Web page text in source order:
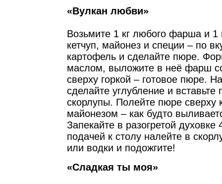
«Вулкан любви»
Возьмите 1 кг любого фарша и 1
кетчуп, майонез и специи – по
картофель и сделайте пюре.
маслом, выложите в неё фарш
сверху горкой – готовое пюре.
сделайте углубление и вставьте
скорлупы. Полейте пюре сверху
майонезом – как будто
Запекайте в разогретой
подачей к столу налейте в
или водки и подожгите!
«Сладкая ты моя»